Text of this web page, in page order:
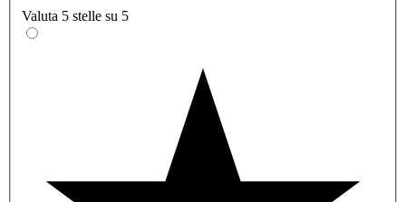
Valuta 5 stelle su 5